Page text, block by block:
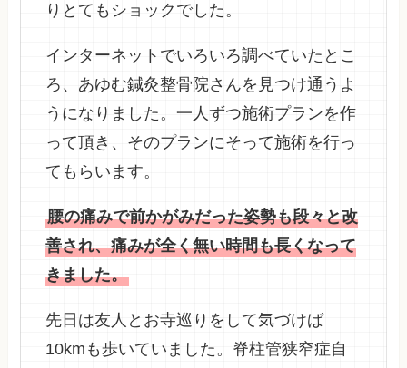
りとてもショックでした。
インターネットでいろいろ調べていたとこ
ろ、あゆむ鍼灸整骨院さんを見つけ通うよ
うになりました。一人ずつ施術プランを作
って頂き、そのプランにそって施術を行っ
てもらいます。
腰の痛みで前かがみだった姿勢も段々と改
善され、痛みが全く無い時間も長くなって
きました。
先日は友人とお寺巡りをして気づけば
10kmも歩いていました。脊柱管狭窄症自